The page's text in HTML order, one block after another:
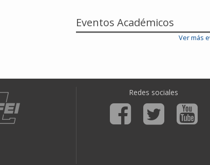
Eventos Académicos
Ver más
Redes sociales